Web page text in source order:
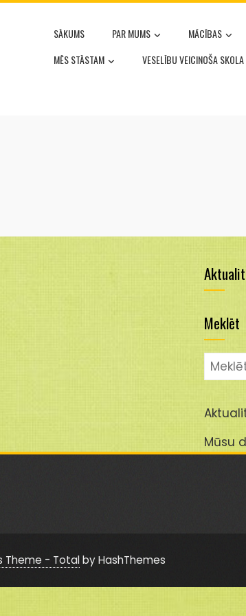
SĀKUMS PAR MUMS MĀCĪBAS
MĒS STĀSTAM
VESELĪBU VEICINOŠA SKOLA
Meklēt
Meklēt:
Mūsu
Theme - Totalby HashThemes